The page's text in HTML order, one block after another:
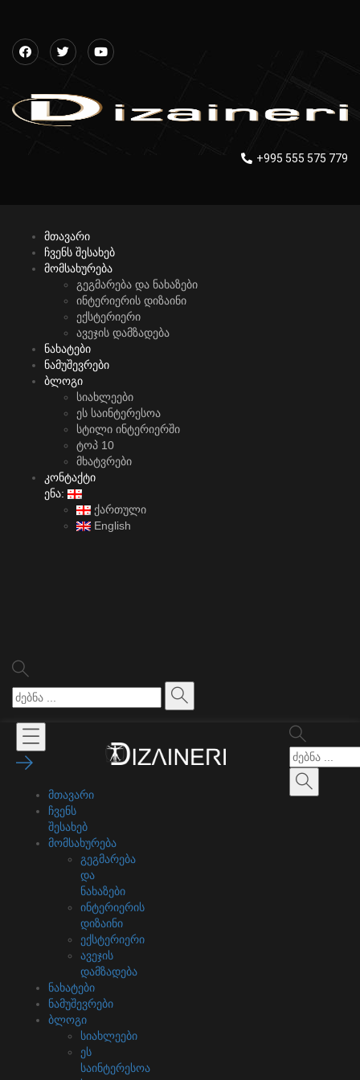
+995 555 575 779
მთავარი
ჩვენს შესახებ
მომსახურება
გეგმარება და ნახაზები
ინტერიერის დიზაინი
ექსტერიერი
ავეჯის დამზადება
ნახატები
ნამუშევრები
ბლოგი
სიახლეები
ეს საინტერესოა
სტილი ინტერიერში
ტოპ 10
მხატვრები
კონტაქტი
ენა:
ქართული
English
მთავარი
ჩვენს
შესახებ
მომსახურება
გეგმარება
და
ნახაზები
ინტერიერის
დიზაინი
ექსტერიერი
ავეჯის
დამზადება
ნახატები
ნამუშევრები
ბლოგი
სიახლეები
ეს
საინტერესოა